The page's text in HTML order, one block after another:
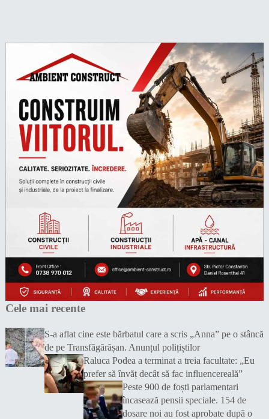
Cele mai recente
S-a aflat cine este bărbatul care a scris „Anna” pe o stâncă
de pe Transfăgărășan. Anunțul polițiștilor
Raluca Podea a terminat a treia facultate: „Eu
prefer să învăț decât să fac influencereală”
Peste 900 de foști parlamentari
încasează pensii speciale. 154 de
dosare noi au fost aprobate după o